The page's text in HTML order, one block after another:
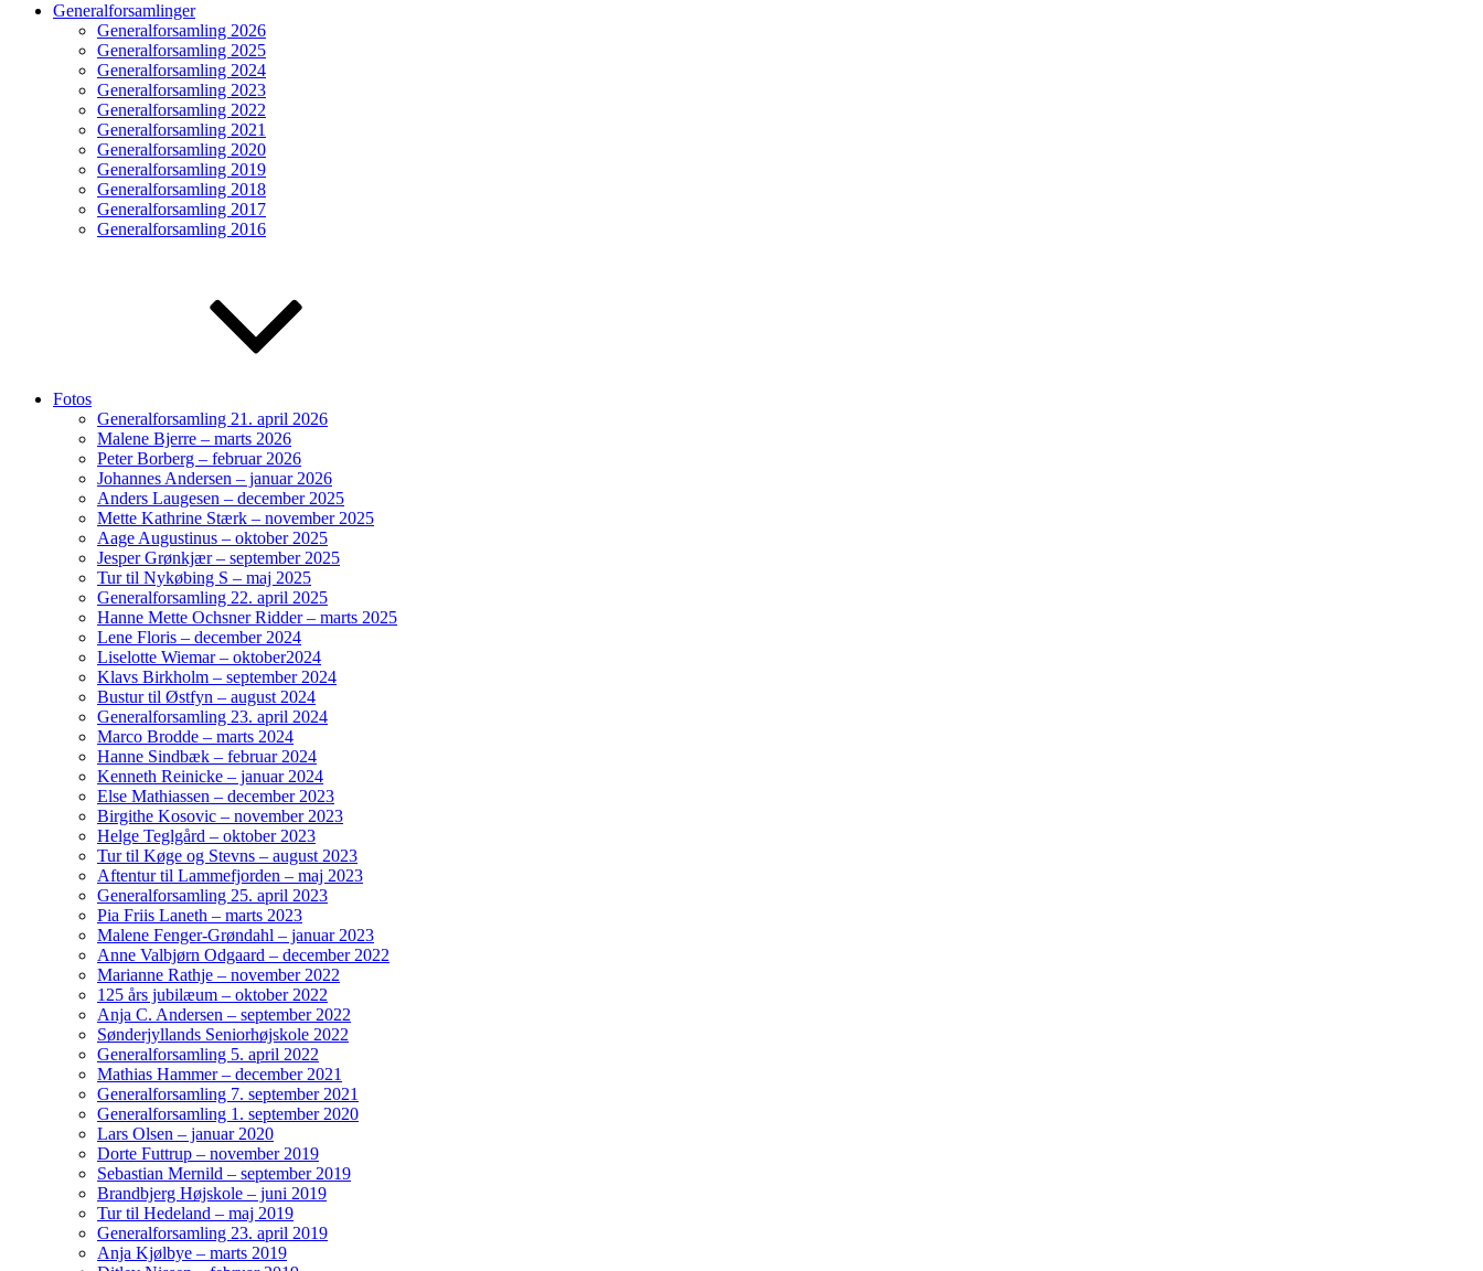
Generalforsamlinger
Generalforsamling 2026
Generalforsamling 2025
Generalforsamling 2024
Generalforsamling 2023
Generalforsamling 2022
Generalforsamling 2021
Generalforsamling 2020
Generalforsamling 2019
Generalforsamling 2018
Generalforsamling 2017
Generalforsamling 2016
Fotos
Generalforsamling 21. april 2026
Malene Bjerre – marts 2026
Peter Borberg – februar 2026
Johannes Andersen – januar 2026
Anders Laugesen – december 2025
Mette Kathrine Stærk – november 2025
Aage Augustinus – oktober 2025
Jesper Grønkjær – september 2025
Tur til Nykøbing S – maj 2025
Generalforsamling 22. april 2025
Hanne Mette Ochsner Ridder – marts 2025
Lene Floris – december 2024
Liselotte Wiemar – oktober2024
Klavs Birkholm – september 2024
Bustur til Østfyn – august 2024
Generalforsamling 23. april 2024
Marco Brodde – marts 2024
Hanne Sindbæk – februar 2024
Kenneth Reinicke – januar 2024
Else Mathiassen – december 2023
Birgithe Kosovic – november 2023
Helge Teglgård – oktober 2023
Tur til Køge og Stevns – august 2023
Aftentur til Lammefjorden – maj 2023
Generalforsamling 25. april 2023
Pia Friis Laneth – marts 2023
Malene Fenger-Grøndahl – januar 2023
Anne Valbjørn Odgaard – december 2022
Marianne Rathje – november 2022
125 års jubilæum – oktober 2022
Anja C. Andersen – september 2022
Sønderjyllands Seniorhøjskole 2022
Generalforsamling 5. april 2022
Mathias Hammer – december 2021
Generalforsamling 7. september 2021
Generalforsamling 1. september 2020
Lars Olsen – januar 2020
Dorte Futtrup – november 2019
Sebastian Mernild – september 2019
Brandbjerg Højskole – juni 2019
Tur til Hedeland – maj 2019
Generalforsamling 23. april 2019
Anja Kjølbye – marts 2019